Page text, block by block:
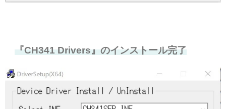
『CH341 Drivers』のインストール完了